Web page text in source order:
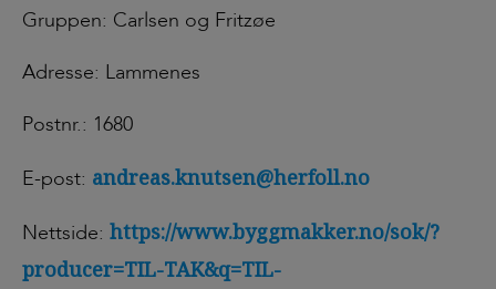
Gruppen: Carlsen og Fritzøe
Adresse: Lammenes
Postnr.: 1680
E-post: andreas.knutsen@herfoll.no
Nettside: https://www.byggmakker.no/sok/?
producer=TIL-TAK&q=TIL-